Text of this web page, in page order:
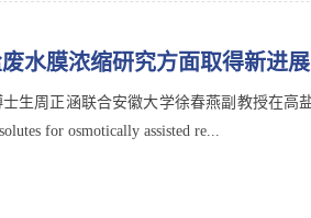
水膜浓缩研究方面取得新进展
生周正涵联合安徽大学徐春燕副教授在高
for osmotically assisted re...